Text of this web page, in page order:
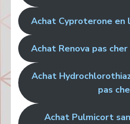
Achat Cyproterone en
Achat Renova pas
Achat
pas
Achat Pulmicort